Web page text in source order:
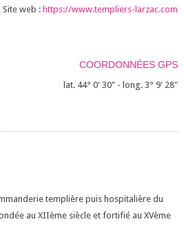
Site web : https://www.templiers-larzac.com
COORDONNÉES GPS
lat. 44° 0' 30" - long. 3° 9' 28"
templière puis hospitalière du
au XIIème siècle et fortifié au XVème